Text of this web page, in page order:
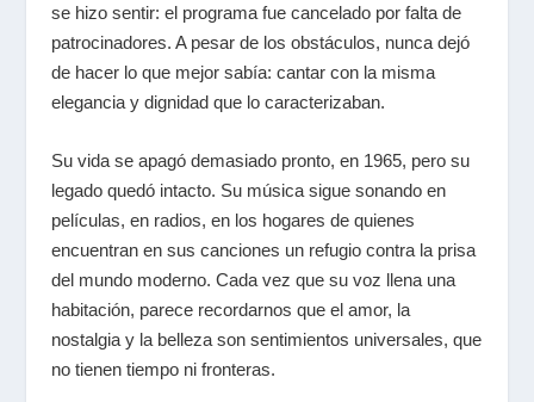
se hizo sentir: el programa fue cancelado por falta de
patrocinadores. A pesar de los obstáculos, nunca dejó
de hacer lo que mejor sabía: cantar con la misma
elegancia y dignidad que lo caracterizaban.
Su vida se apagó demasiado pronto, en 1965, pero su
legado quedó intacto. Su música sigue sonando en
películas, en radios, en los hogares de quienes
encuentran en sus canciones un refugio contra la prisa
del mundo moderno. Cada vez que su voz llena una
habitación, parece recordarnos que el amor, la
nostalgia y la belleza son sentimientos universales, que
no tienen tiempo ni fronteras.